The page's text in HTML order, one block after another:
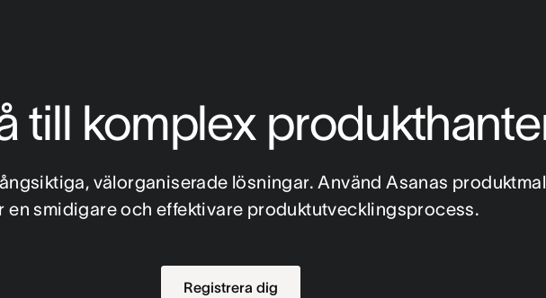
till komplex
välorganiserade lösningar. Använd Asanas
en smidigare och effektivare produktutvecklingsprocess.
Registrera dig